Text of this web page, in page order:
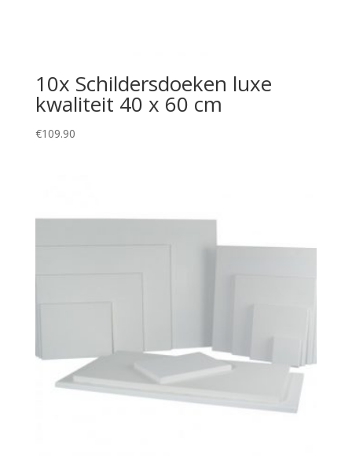
10x Schildersdoeken luxe
kwaliteit 40 x 60 cm
€109.90